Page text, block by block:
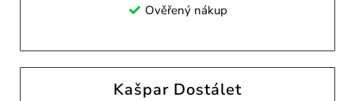
Ověřený nákup
Kašpar Dostálet